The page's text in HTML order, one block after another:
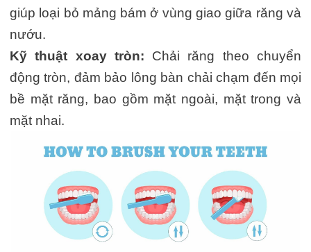
giúp loại bỏ mảng bám ở vùng giao giữa răng và
nướu.
Kỹ thuật xoay tròn: Chải răng theo chuyển
động tròn, đảm bảo lông bàn chải chạm đến mọi
bề mặt răng, bao gồm mặt ngoài, mặt trong và
mặt nhai.